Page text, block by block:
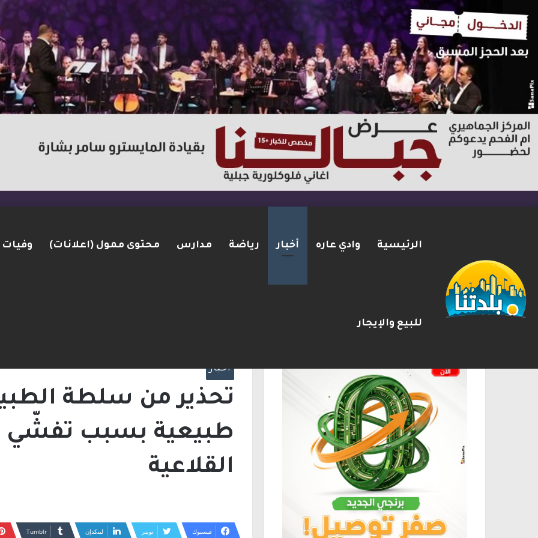
الرئيسية وادي عاره أخبار رياضة مدارس محتوى ممول (اعلانات) وفيات
للبيع والإيجار
مقتل زياد بشارة من الطيرة بإطلاق نار في الطيبة.. بعد عام ونصف على مقتل زوجته
أخبار
تحذير من سلطة
طبيعية بسبب
القلاعية
فيسبوك تويتر لينكدإن
الإعلانات